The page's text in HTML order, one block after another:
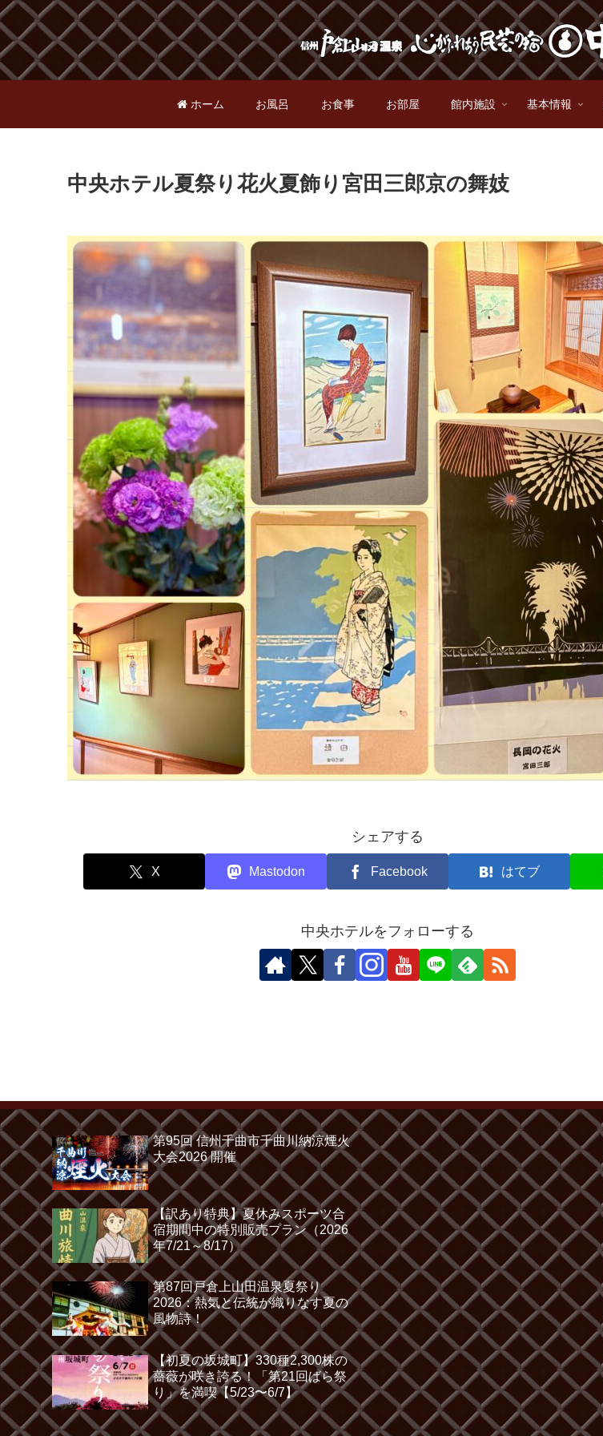
ホーム お風呂 お食事 お部屋 館内施設 基本情報
中央ホテル夏祭り花火夏飾り宮田三郎京の舞妓
シェアする
X Mastodon Facebook はてブ
中央ホテルをフォローする
第95回 信州千曲市千曲川納涼煙火
大会2026 開催
【訳あり特典】夏休みスポーツ合
宿期間中の特別販売プラン（2026
年7/21～8/17）
第87回戸倉上山田温泉夏祭り
2026：熱気と伝統が織りなす夏の
風物詩！
【初夏の坂城町】330種2,300株の
薔薇が咲き誇る！「第21回ばら祭
り」を満喫【5/23〜6/7】